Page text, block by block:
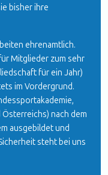
bisher ihre
ehrenamtlich.
Mitglieder zum sehr
für ein Jahr)
im Vordergrund.
,
nach dem
ausgebildet und
steht bei uns